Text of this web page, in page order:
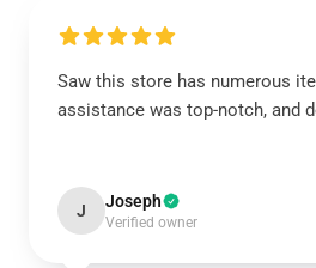
Saw this store has numerous
assistance was top-notch, and
J Joseph
Verified owner